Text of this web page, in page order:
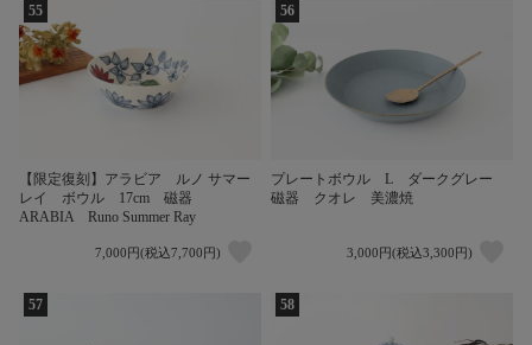
55
【限定復刻】アラビア ルノ サマー
レイ ボウル 17cm 磁器
ARABIA Runo Summer Ray
7,000円(税込7,700円)
56
プレートボウル L ダークグレー
磁器 クオレ 美濃焼
3,000円(税込3,300円)
57 58